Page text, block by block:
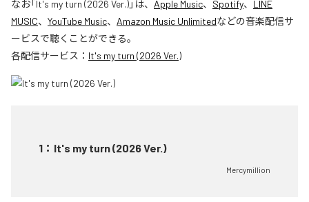
なお「It's my turn (2026 Ver.)」は、 Apple Music、 Spotify、 LINE
MUSIC、 YouTube Music、 Amazon Music Unlimitedなどの音楽配信サ
ービスで聴くことができる。
各配信サービス： It's my turn (2026 Ver.)
1 ： It's my turn (2026 Ver.)
Mercymillion